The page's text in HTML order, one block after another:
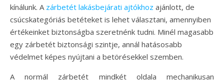
kínálunk. A zárbetét lakásbejárati ajtókhoz ajánlott, de
csúcskategóriás betéteket is lehet választani, amennyiben
értékeinket biztonságba szeretnénk tudni. Minél magasabb
egy zárbetét biztonsági szintje, annál hatásosabb
védelmet képes nyújtani a betörésekkel szemben.
A normál zárbetét mindkét oldala mechanikusan